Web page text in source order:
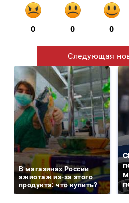
0 0 0
Следующая
В магазинах России
ажиотаж из-за этого
продукта: что купить?